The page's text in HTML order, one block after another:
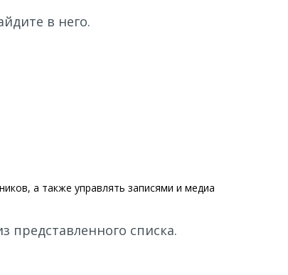
в него.
а также управлять записями и медиа
представленного списка.